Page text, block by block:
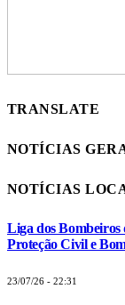
TRANSLATE
NOTÍCIAS
NOTÍCIAS
Liga dos Bombeiros
Proteção Civil e
23/07/26 - 22:31